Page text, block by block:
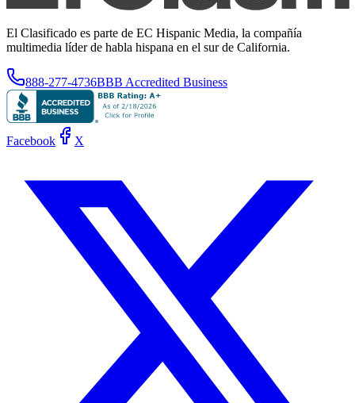
El Clasificado es parte de EC Hispanic Media, la compañía
multimedia líder de habla hispana en el sur de California.
888-277-4736BBB Accredited Business
Facebook X